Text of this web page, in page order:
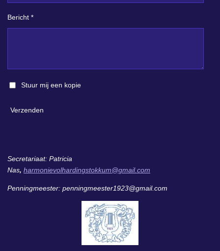
Bericht *
Stuur mij een kopie
Verzenden
Secretariaat: Patricia
Nas, harmonievolhardingstokkum@gmail.com
Penningmeester: penningmeester1923@gmail.com